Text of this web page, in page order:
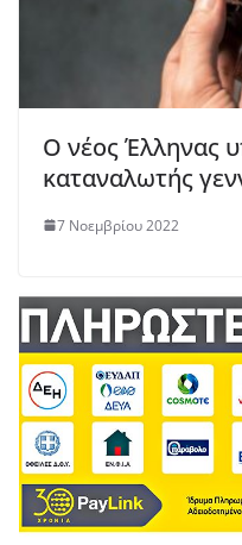
Ο νέος Έλληνας
καταναλωτής
7 Νοεμβρίου 2022